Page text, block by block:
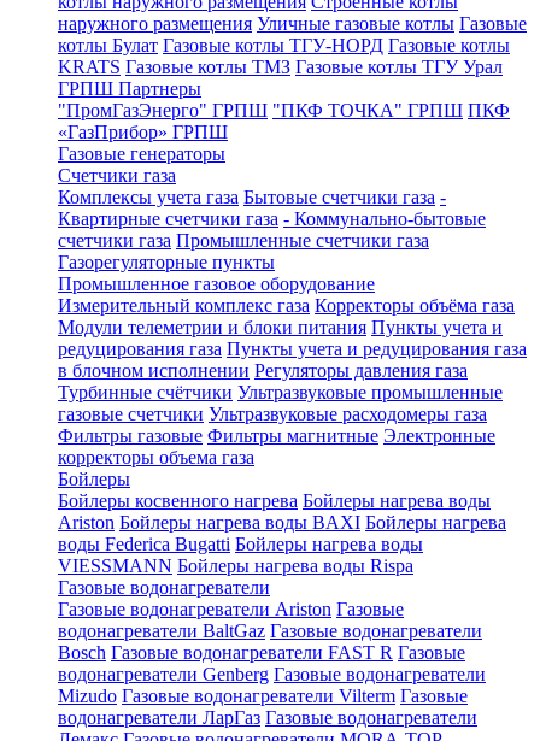
наружного размещения Уличные газовые котлы Газовые
котлы Булат Газовые котлы ТГУ-НОРД Газовые котлы
KRATS Газовые котлы ТМЗ Газовые котлы ТГУ Урал
ГРПШ Партнеры
"ПромГазЭнерго" ГРПШ "ПКФ ТОЧКА" ГРПШ ПКФ
«ГазПрибор» ГРПШ
Газовые генераторы
Счетчики газа
Комплексы учета газа Бытовые счетчики газа -
Квартирные счетчики газа - Коммунально-бытовые
счетчики газа Промышленные счетчики газа
Газорегуляторные пункты
Промышленное газовое оборудование
Измерительный комплекс газа Корректоры объёма газа
Модули телеметрии и блоки питания Пункты учета и
редуцирования газа Пункты учета и редуцирования газа
в блочном исполнении Регуляторы давления газа
Турбинные счётчики Ультразвуковые промышленные
газовые счетчики Ультразвуковые расходомеры газа
Фильтры газовые Фильтры магнитные Электронные
корректоры объема газа
Бойлеры
Бойлеры косвенного нагрева Бойлеры нагрева воды
Ariston Бойлеры нагрева воды BAXI Бойлеры нагрева
воды Federica Bugatti Бойлеры нагрева воды
VIESSMANN Бойлеры нагрева воды Rispa
Газовые водонагреватели
Газовые водонагреватели Ariston Газовые
водонагреватели BaltGaz Газовые водонагреватели
Bosch Газовые водонагреватели FAST R Газовые
водонагреватели Genberg Газовые водонагреватели
Mizudo Газовые водонагреватели Vilterm Газовые
водонагреватели ЛарГаз Газовые водонагреватели